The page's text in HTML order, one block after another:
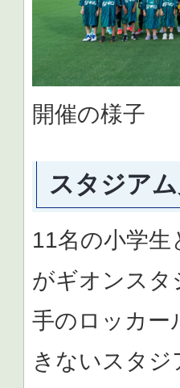
開催の様子
スタジア
11名の小学
がギオンスタ
手のロッカー
きないスタ